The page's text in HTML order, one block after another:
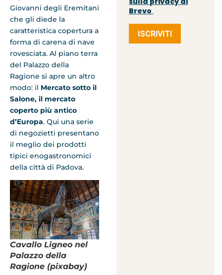
Giovanni degli Eremitani
che gli diede la
caratteristica copertura a
forma di carena di nave
rovesciata. Al piano terra
del Palazzo della
Ragione si apre un altro
modo: il Mercato sotto il
Salone, il mercato
coperto più antico
d’Europa. Qui una serie
di negozietti presentano
il meglio dei prodotti
tipici enogastronomici
della città di Padova.
Cavallo Ligneo nel
Palazzo della
Ragione (pixabay)
Brevo .
ISCRIVITI